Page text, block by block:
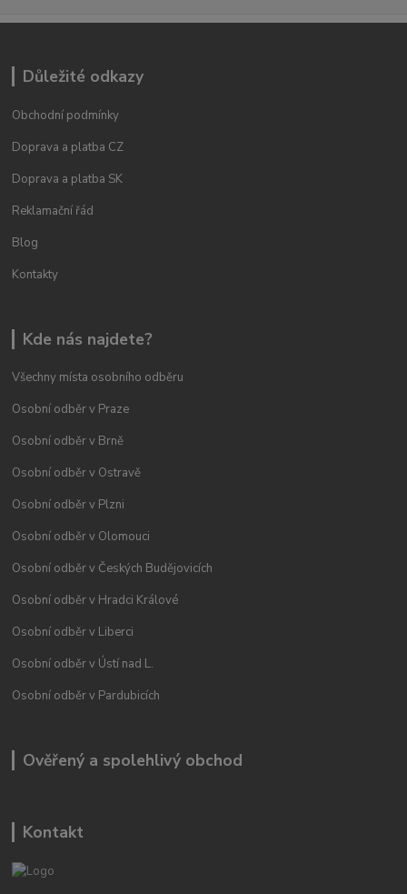
Důležité odkazy
Obchodní podmínky
Doprava a platba CZ
Doprava a platba SK
Reklamační řád
Blog
Kontakty
Kde nás najdete?
Všechny místa osobního odběru
Osobní odběr v Praze
Osobní odběr v Brně
Osobní odběr v Ostravě
Osobní odběr v Plzni
Osobní odběr v Olomouci
Osobní odběr v Českých Budějovicích
Osobní odběr v Hradci Králové
Osobní odběr v Liberci
Osobní odběr v Ústí nad L.
Osobní odběr v Pardubicích
Ověřený a spolehlivý obchod
Kontakt